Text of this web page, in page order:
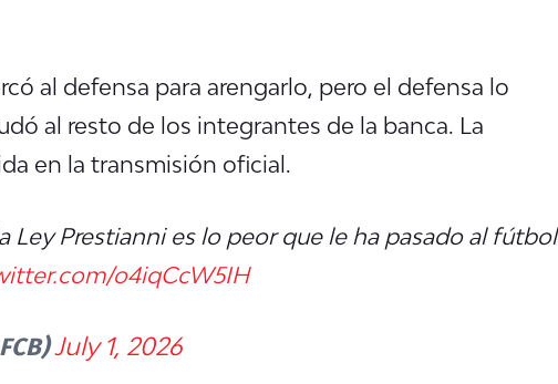
al defensa para arengarlo, pero el defensa lo
al resto de los integrantes de la banca. La
en la transmisión oficial.
Ley Prestianni es lo peor que le ha pasado al fútbol
o4iqCcW5IH
July 1, 2026